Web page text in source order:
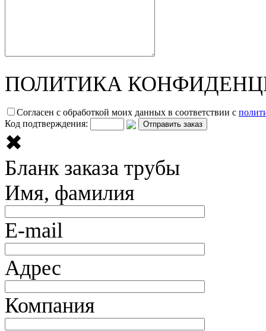
ПОЛИТИКА
Согласен с обработкой моих данных в соответствии с
Код подтверждения:
✖
Бланк заказа трубы
Имя, фамилия
E-mail
Адрес
Компания